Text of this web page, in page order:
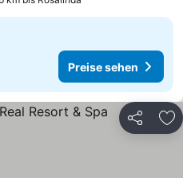
Preise sehen
Teilen